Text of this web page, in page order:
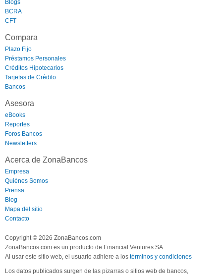
Blogs
BCRA
CFT
Compara
Plazo Fijo
Préstamos Personales
Créditos Hipotecarios
Tarjetas de Crédito
Bancos
Asesora
eBooks
Reportes
Foros Bancos
Newsletters
Acerca de ZonaBancos
Empresa
Quiénes Somos
Prensa
Blog
Mapa del sitio
Contacto
Copyright © 2026 ZonaBancos.com
ZonaBancos.com es un producto de Financial Ventures SA
Al usar este sitio web, el usuario adhiere a los términos y condiciones
Los datos publicados surgen de las pizarras o sitios web de bancos,